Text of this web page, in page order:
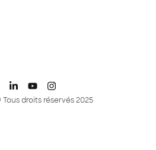
droits réservés 2025